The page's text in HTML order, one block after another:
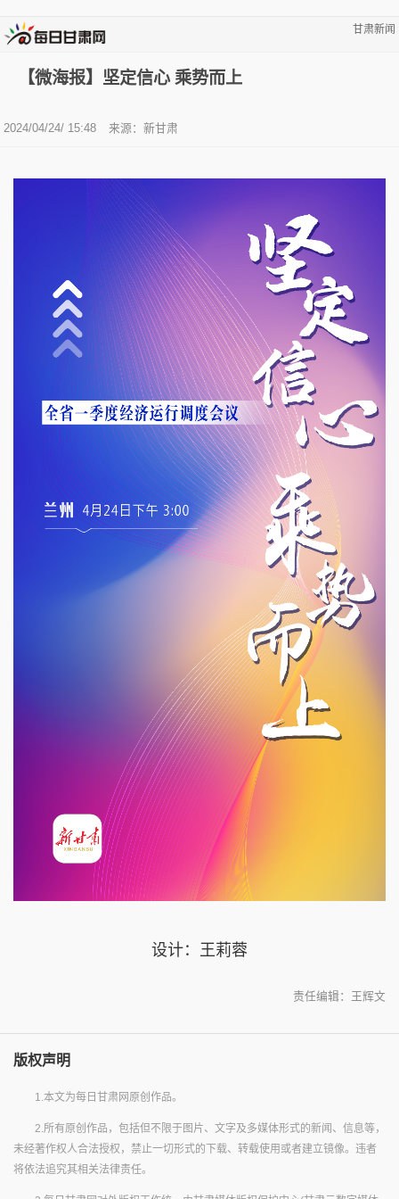
甘肃新闻
【微海报】坚定信心 乘势而上
2024/04/24/ 15:48 来源：新甘肃
设计：王莉蓉
责任编辑：王辉文
版权声明
1.本文为每日甘肃网原创作品。
2.所有原创作品，包括但不限于图片、文字及多媒体形式的新闻、信息等，
未经著作权人合法授权，禁止一切形式的下载、转载使用或者建立镜像。违者
将依法追究其相关法律责任。